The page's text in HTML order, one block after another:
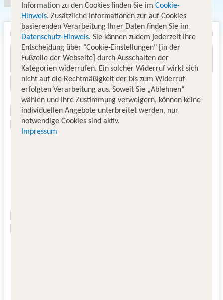
Information zu den Cookies finden Sie im Cookie-
Hinweis. Zusätzliche Informationen zur auf Cookies
basierenden Verarbeitung Ihrer Daten finden Sie im
Datenschutz-Hinweis. Sie können zudem jederzeit Ihre
Entscheidung über "Cookie-Einstellungen" [in der
Fußzeile der Webseite] durch Ausschalten der
Kategorien widerrufen. Ein solcher Widerruf wirkt sich
nicht auf die Rechtmäßigkeit der bis zum Widerruf
erfolgten Verarbeitung aus. Soweit Sie „Ablehnen“
wählen und Ihre Zustimmung verweigern, können keine
individuellen Angebote unterbreitet werden, nur
notwendige Cookies sind aktiv.
Impressum